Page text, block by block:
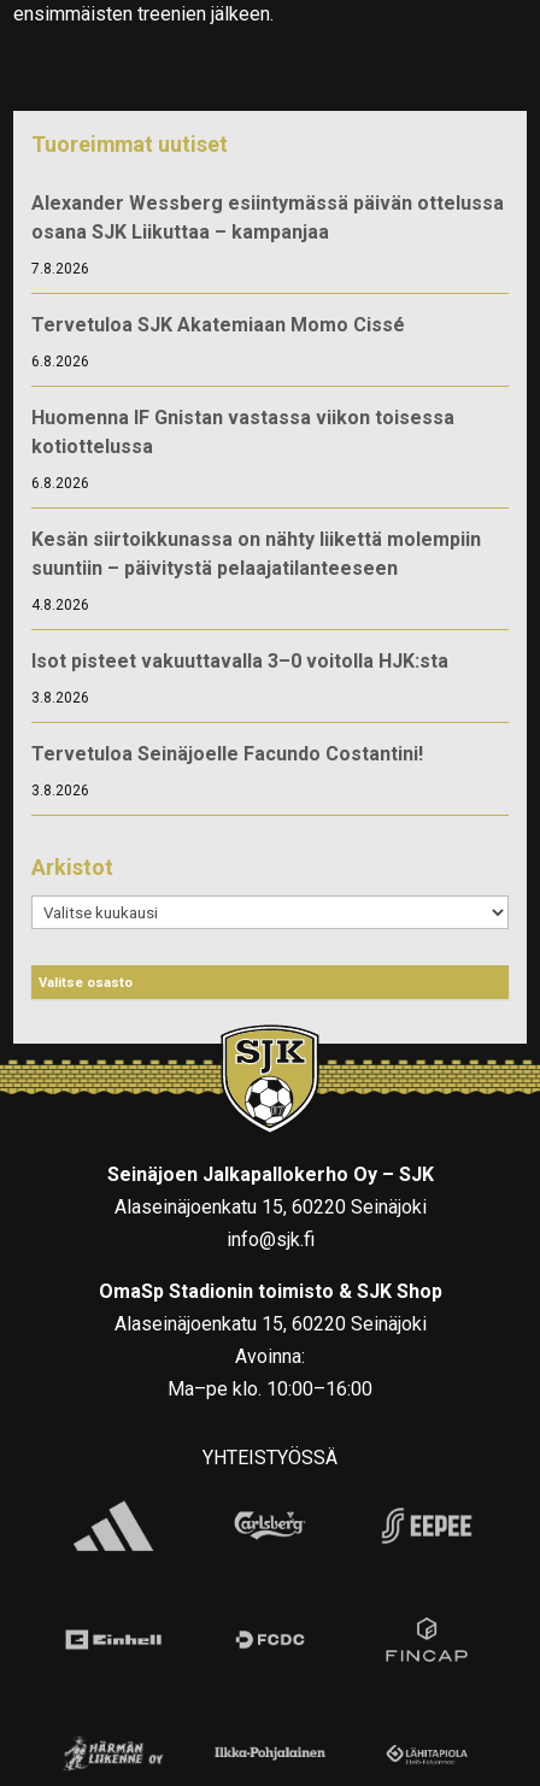
ensimmäisten treenien jälkeen.
Tuoreimmat uutiset
Alexander Wessberg esiintymässä päivän ottelussa
osana SJK Liikuttaa – kampanjaa
7.8.2026
Tervetuloa SJK Akatemiaan Momo Cissé
6.8.2026
Huomenna IF Gnistan vastassa viikon toisessa
kotiottelussa
6.8.2026
Kesän siirtoikkunassa on nähty liikettä molempiin
suuntiin – päivitystä pelaajatilanteeseen
4.8.2026
Isot pisteet vakuuttavalla 3–0 voitolla HJK:sta
3.8.2026
Tervetuloa Seinäjoelle Facundo Costantini!
3.8.2026
Arkistot
Arkistot
Seinäjoen Jalkapallokerho Oy – SJK
Alaseinäjoenkatu 15, 60220 Seinäjoki
info@sjk.fi
OmaSp Stadionin toimisto & SJK Shop
Alaseinäjoenkatu 15, 60220 Seinäjoki
Avoinna:
Ma–pe klo. 10:00–16:00
YHTEISTYÖSSÄ